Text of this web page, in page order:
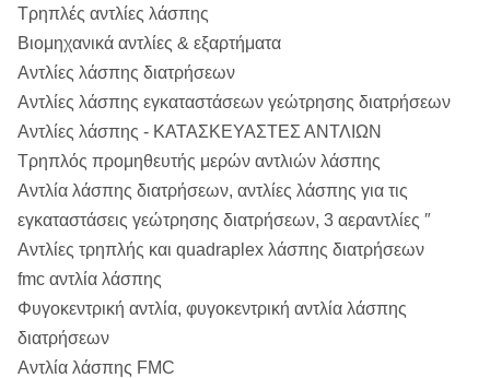
Τρηπλές αντλίες λάσπης
Βιομηχανικά αντλίες & εξαρτήματα
Αντλίες λάσπης διατρήσεων
Αντλίες λάσπης εγκαταστάσεων γεώτρησης διατρήσεων
Αντλίες λάσπης - ΚΑΤΑΣΚΕΥΑΣΤΕΣ ΑΝΤΛΙΩΝ
Τρηπλός προμηθευτής μερών αντλιών λάσπης
Αντλία λάσπης διατρήσεων, αντλίες λάσπης για τις
εγκαταστάσεις γεώτρησης διατρήσεων, 3 αεραντλίες ″
Αντλίες τρηπλής και quadraplex λάσπης διατρήσεων
fmc αντλία λάσπης
Φυγοκεντρική αντλία, φυγοκεντρική αντλία λάσπης
διατρήσεων
Αντλία λάσπης FMC